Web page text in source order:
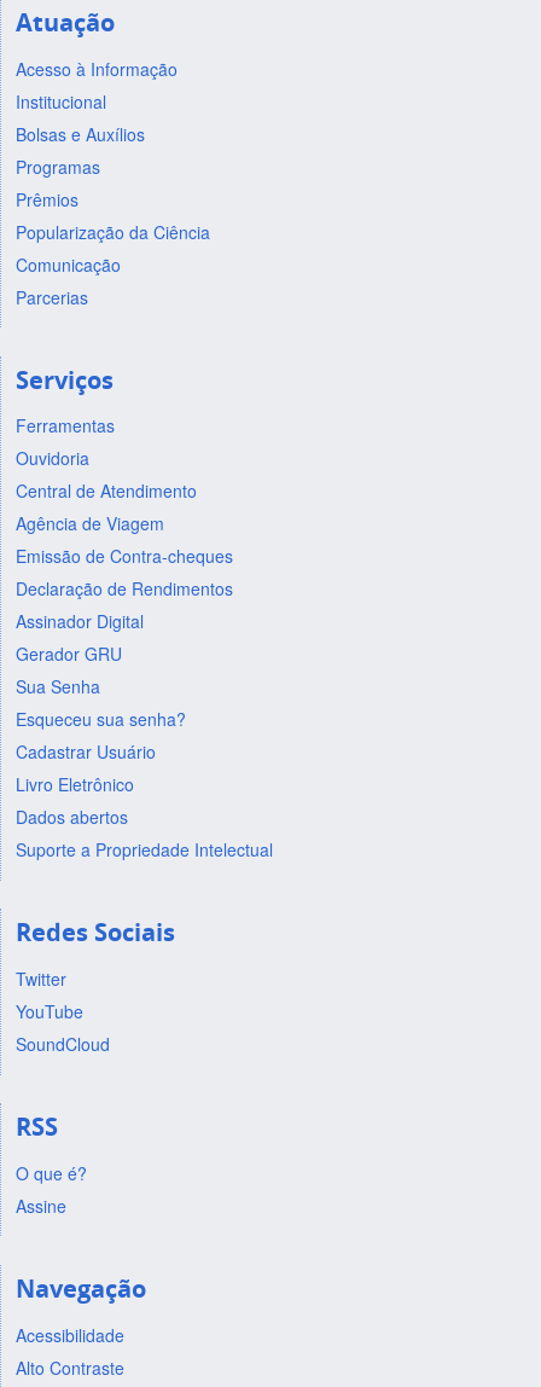
Atuação
Acesso à Informação
Institucional
Bolsas e Auxílios
Programas
Prêmios
Popularização da Ciência
Comunicação
Parcerias
Serviços
Ferramentas
Ouvidoria
Central de Atendimento
Agência de Viagem
Emissão de Contra-cheques
Declaração de Rendimentos
Assinador Digital
Gerador GRU
Sua Senha
Esqueceu sua senha?
Cadastrar Usuário
Livro Eletrônico
Dados abertos
Suporte a Propriedade Intelectual
Redes Sociais
Twitter
YouTube
SoundCloud
RSS
O que é?
Assine
Navegação
Acessibilidade
Alto Contraste